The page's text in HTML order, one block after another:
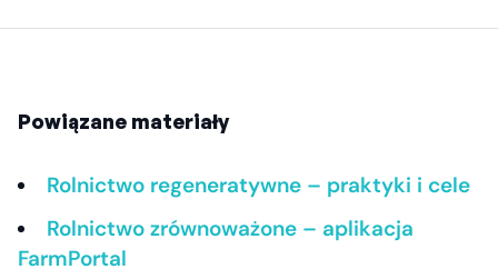
Powiązane materiały
Rolnictwo regeneratywne – praktyki i cele
Rolnictwo zrównoważone – aplikacja
FarmPortal